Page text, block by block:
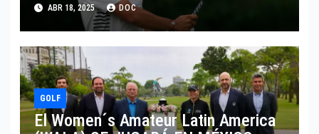
ABR 18, 2025 DOC
GOLF
El Women´s Amateur Latin America